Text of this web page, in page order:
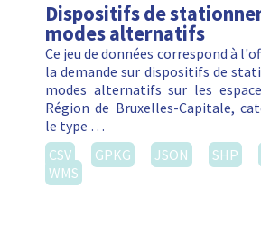
Dispositifs de
modes alternatifs
Ce jeu de données correspond à
la demande sur dispositifs de
modes alternatifs sur les
Région de Bruxelles-Capitale,
le type …
CSV
GPKG JSON SHP
WMS